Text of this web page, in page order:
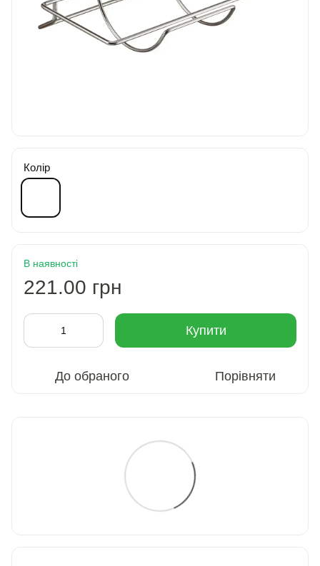
Колір
В наявності
221.00 грн
Купити
До обраного Порівняти